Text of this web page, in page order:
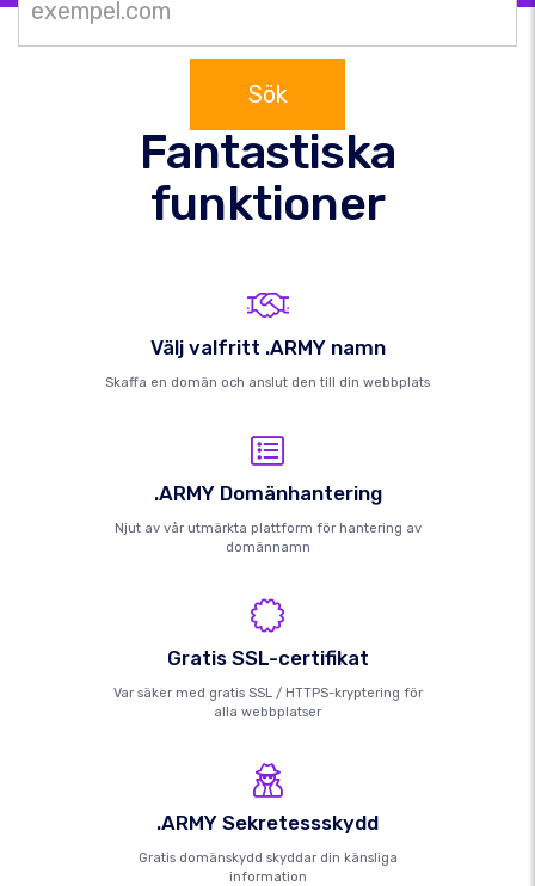
Sök
Fantastiska
funktioner
Välj valfritt .ARMY namn
Skaffa en domän och anslut den till din webbplats
.ARMY Domänhantering
Njut av vår utmärkta plattform för hantering av
domännamn
Gratis SSL-certifikat
Var säker med gratis SSL / HTTPS-kryptering för
alla webbplatser
.ARMY Sekretessskydd
Gratis domänskydd skyddar din känsliga
information